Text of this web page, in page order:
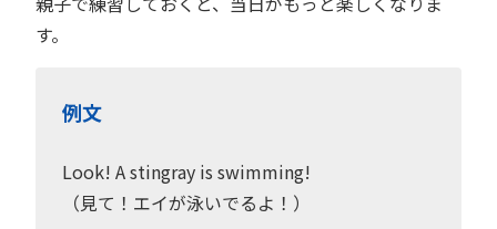
す。
例文
Look! A stingray is swimming!
（見て！エイが泳いでるよ！）